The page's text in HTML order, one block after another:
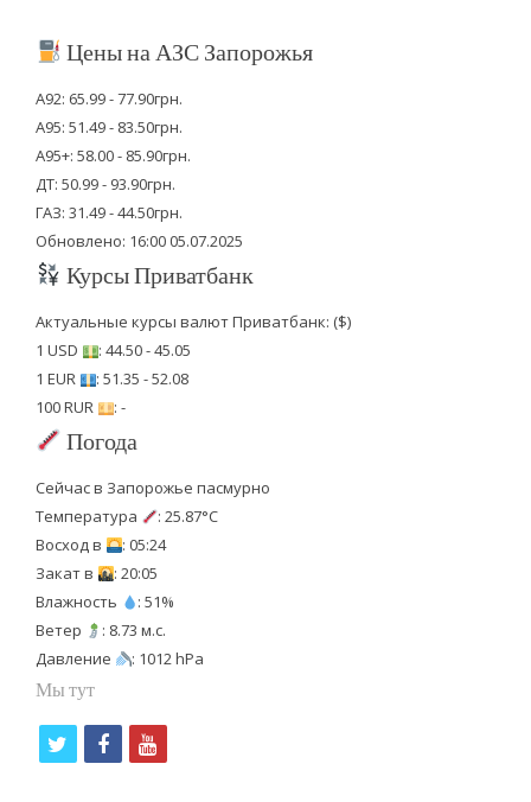
Цены на АЗС Запорожья
А92: 65.99 - 77.90грн.
А95: 51.49 - 83.50грн.
А95+: 58.00 - 85.90грн.
ДТ: 50.99 - 93.90грн.
ГАЗ: 31.49 - 44.50грн.
Обновлено: 16:00 05.07.2025
Курсы Приватбанк
Актуальные курсы валют Приватбанк: ($)
1 USD
: 44.50 - 45.05
1 EUR
: 51.35 - 52.08
100 RUR
: -
Погода
Сейчас в Запорожье пасмурно
Температура
: 25.87°C
Восход в
: 05:24
Закат в
: 20:05
Влажность
: 51%
Ветер
: 8.73 м.с.
Давление
: 1012 hPa
Мы тут
f
y